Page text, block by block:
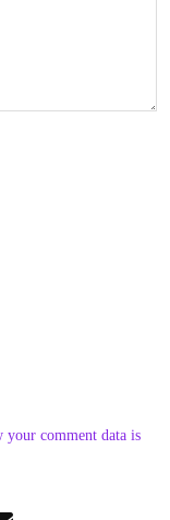
your comment data is